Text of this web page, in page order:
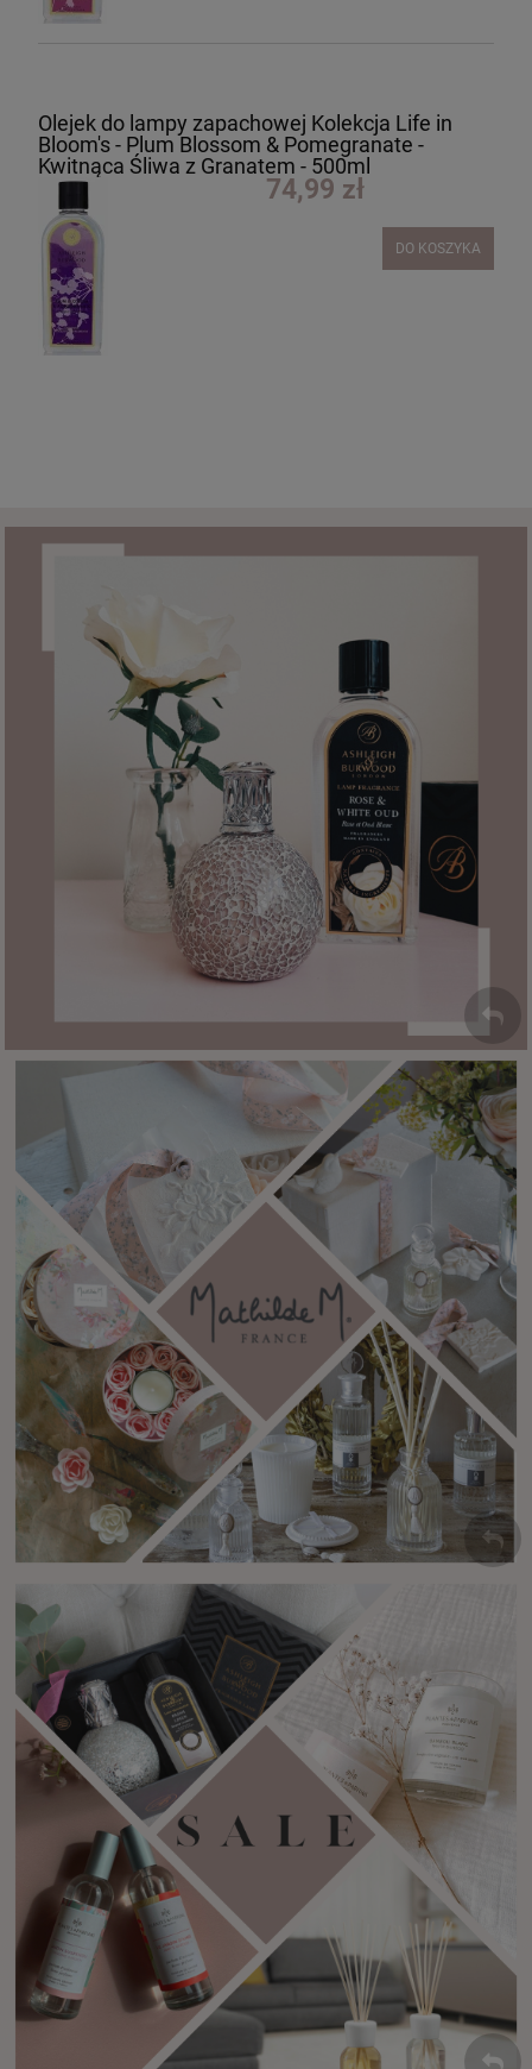
Olejek do lampy zapachowej Kolekcja Life in
Bloom's - Plum Blossom & Pomegranate -
Kwitnąca Śliwa z Granatem - 500ml
74,99 zł
DO KOSZYKA